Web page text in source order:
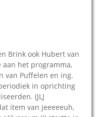
Brink ook Hubert van
aan het programma,
van Puffelen en ing.
in oprichting
(JLJ
item van jeeeeeuh,